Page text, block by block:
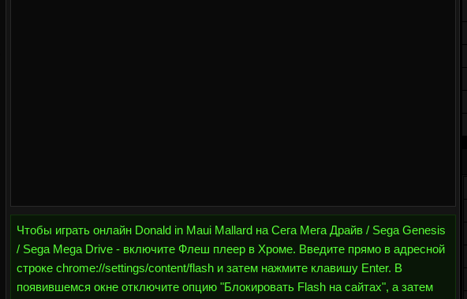
Чтобы играть онлайн Donald in Maui Mallard на Сега Мега Драйв / Sega Genesis
/ Sega Mega Drive - включите Флеш плеер в Хроме. Введите прямо в адресной
строке chrome://settings/content/flash и затем нажмите клавишу Enter. В
появившемся окне отключите опцию "Блокировать Flash на сайтах", а затем